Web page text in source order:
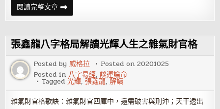
閱讀完整文章張
鑫
龍
花
易
數
解
讀
干
支
與
天
地
張鑫龍八字格局解讀光輝人生之雜氣財官格
Posted by威格拉 Posted on20201025
Posted in 八字易經,談運論命
Tagged光輝,張鑫龍,解讀
雜氣財官格歌訣：雜氣財官四庫中，還需破害與刑沖；天干透出